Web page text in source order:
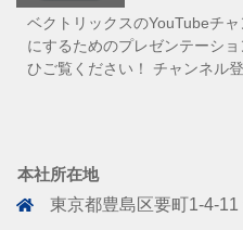
ベクトリックスのYouTubeチ
にするためのプレゼンテーシ
ひご覧ください！ チャンネル
本社所在地
東京都豊島区要町1-4-